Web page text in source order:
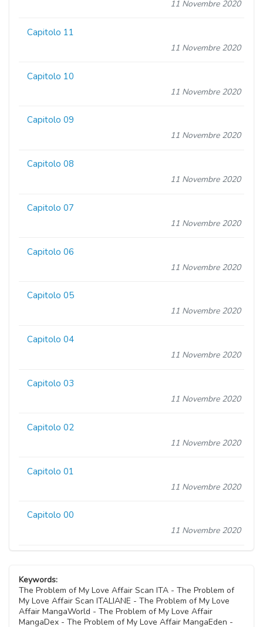
11 Novembre 2020
Capitolo 11
11 Novembre 2020
Capitolo 10
11 Novembre 2020
Capitolo 09
11 Novembre 2020
Capitolo 08
11 Novembre 2020
Capitolo 07
11 Novembre 2020
Capitolo 06
11 Novembre 2020
Capitolo 05
11 Novembre 2020
Capitolo 04
11 Novembre 2020
Capitolo 03
11 Novembre 2020
Capitolo 02
11 Novembre 2020
Capitolo 01
11 Novembre 2020
Capitolo 00
11 Novembre 2020
Keywords:
The Problem of My Love Affair Scan ITA - The Problem of
My Love Affair Scan ITALIANE - The Problem of My Love
Affair MangaWorld - The Problem of My Love Affair
MangaDex - The Problem of My Love Affair MangaEden -